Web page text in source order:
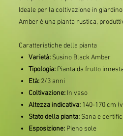
Ideale per la coltivazione in
Amber è una pianta rustica,
Caratteristiche della pianta
Varietà: Susino Black Amber
Tipologia: Pianta da frutto
Età: 2/3 anni
Coltivazione: In vaso
Altezza indicativa: 140-170 cm
Stato della pianta: Sana e
Esposizione: Pieno sole